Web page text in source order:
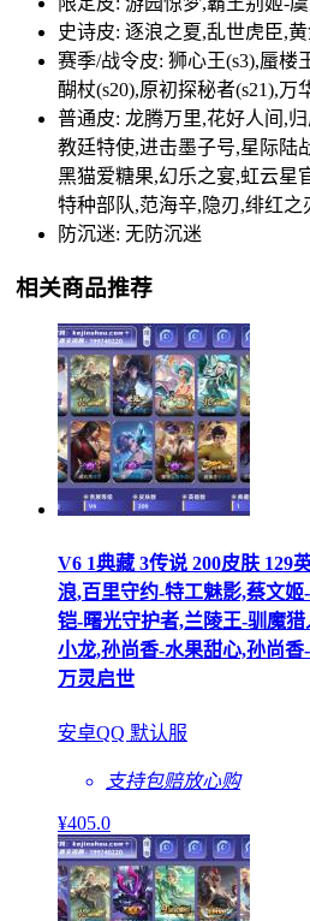
史诗皮: 逐浪之夏,乱世虎臣,
赛季/战令皮: 狮心王(s3),蜃楼
醐杖(s20),原初探秘者(s21),
普通皮: 龙腾万里,花好人间,
教廷特使,进击墨子号,星际陆
黑猫爱糖果,幻乐之宴,虹云星
特种部队,范海辛,隐刃,绯红
防沉迷: 无防沉迷
相关商品推荐
V6 1典藏 3传说 200皮肤 129
浪,百里守约-特工魅影,蔡文
铠-曙光守护者,兰陵王-驯魔
小龙,孙尚香-水果甜心,孙尚
万灵启世
安卓QQ 默认服
支持包赔放心购
¥405.0